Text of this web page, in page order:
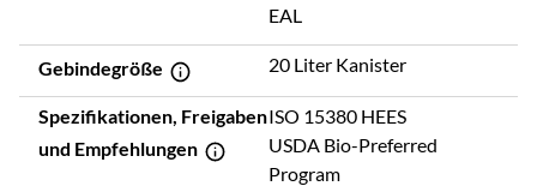
EAL
Gebindegröße 20 Liter Kanister
Spezifikationen, Freigaben
und Empfehlungen
ISO 15380 HEES
USDA Bio-Preferred
Program